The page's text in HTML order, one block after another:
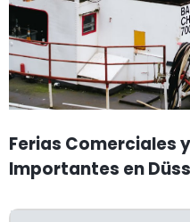
Ferias Comerciales
Importantes en